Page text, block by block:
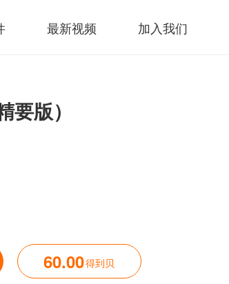
最新视频 加入我们
要版）
60.00得到贝